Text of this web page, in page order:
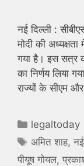
नई दिल्ली :
मोदी की
गया है। इस सत्र
का निर्णय लिया
राज्यों के सीएम
Categories
legaltoday
Tags
अमित शाह,
पीयूष गोयल,